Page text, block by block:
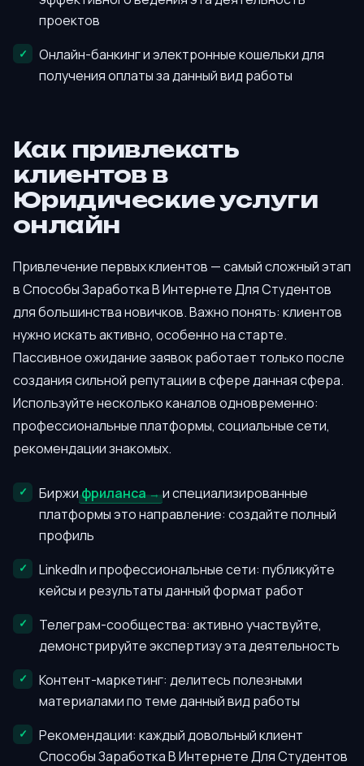
проектов
Онлайн-банкинг и электронные кошельки для
получения оплаты за данный вид работы
Как привлекать
клиентов в
Юридические услуги
онлайн
Привлечение первых клиентов — самый сложный этап
в Способы Заработка В Интернете Для Студентов
для большинства новичков. Важно понять: клиентов
нужно искать активно, особенно на старте.
Пассивное ожидание заявок работает только после
создания сильной репутации в сфере данная сфера.
Используйте несколько каналов одновременно:
профессиональные платформы, социальные сети,
рекомендации знакомых.
Биржифриланса
и специализированные
платформы это направление: создайте полный
профиль
LinkedIn и профессиональные сети: публикуйте
кейсы и результаты данный формат работ
Телеграм-сообщества: активно участвуйте,
демонстрируйте экспертизу эта деятельность
Контент-маркетинг: делитесь полезными
материалами по теме данный вид работы
Рекомендации: каждый довольный клиент
Способы Заработка В Интернете Для Студентов